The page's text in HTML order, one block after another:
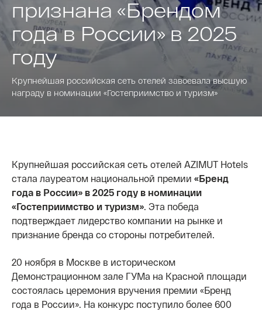
признана «Брендом
года в России» в 2025
году
Крупнейшая российская сеть отелей завоевала высшую
награду в номинации «Гостеприимство и туризм»
Крупнейшая российская сеть отелей AZIMUT Hotels
стала лауреатом национальной премии «Бренд
года в России» в 2025 году в номинации
«Гостеприимство и туризм». Эта победа
подтверждает лидерство компании на рынке и
признание бренда со стороны потребителей.
20 ноября в Москве в историческом
Демонстрационном зале ГУМа на Красной площади
состоялась церемония вручения премии «Бренд
года в России». На конкурс поступило более 600